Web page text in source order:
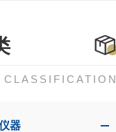
CLASSIFICATION
器